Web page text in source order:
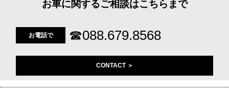
お車に関するご相談はこちらまで
お電話で ☎088.679.8568
CONTACT ＞